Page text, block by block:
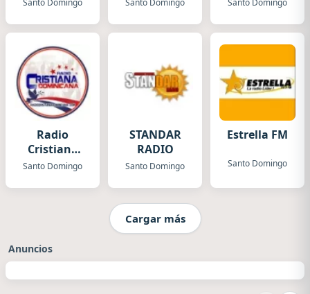
Santo Domingo Santo Domingo Santo Domingo
Radio
Cristiana
Dominicana
Santo Domingo
STANDAR
RADIO
Santo Domingo
Estrella FM
Santo Domingo
Cargar más
Anuncios